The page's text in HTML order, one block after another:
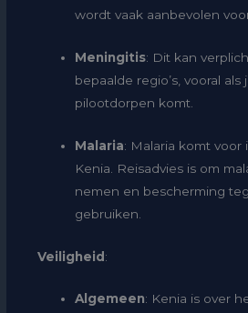
wordt vaak aanbevolen
Meningitis: Dit kan
bepaalde regio’s, vooral
pilootdorpen komt.
Malaria: Malaria komt voor
Kenia. Reisadvies is om
nemen en bescherming
gebruiken.
Veiligheid:
Algemeen: Kenia is over